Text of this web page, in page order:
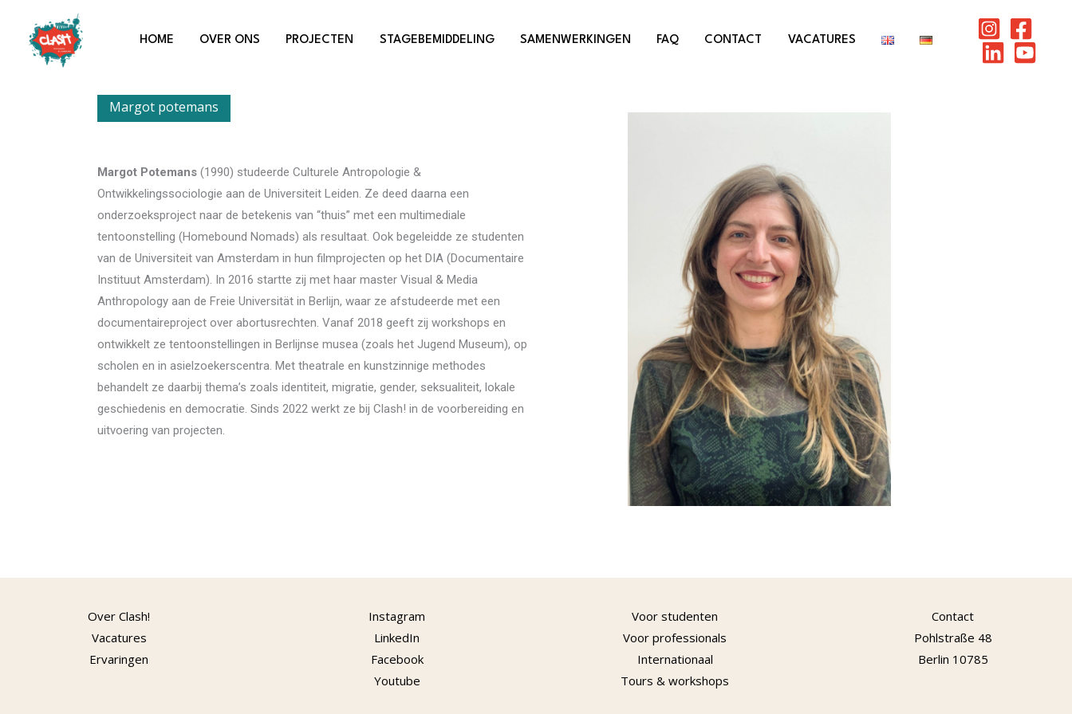
HOME OVER ONS PROJECTEN STAGEBEMIDDELING SAMENWERKINGEN FAQ CONTACT VACATURES
Margot potemans
Margot Potemans (1990) studeerde Culturele Antropologie &
Ontwikkelingssociologie aan de Universiteit Leiden. Ze deed daarna een
onderzoeksproject naar de betekenis van “thuis” met een multimediale
tentoonstelling (Homebound Nomads) als resultaat. Ook begeleidde ze studenten
van de Universiteit van Amsterdam in hun filmprojecten op het DIA (Documentaire
Instituut Amsterdam). In 2016 startte zij met haar master Visual & Media
Anthropology aan de Freie Universität in Berlijn, waar ze afstudeerde met een
documentaireproject over abortusrechten. Vanaf 2018 geeft zij workshops en
ontwikkelt ze tentoonstellingen in Berlijnse musea (zoals het Jugend Museum), op
scholen en in asielzoekerscentra. Met theatrale en kunstzinnige methodes
behandelt ze daarbij thema’s zoals identiteit, migratie, gender, seksualiteit, lokale
geschiedenis en democratie. Sinds 2022 werkt ze bij Clash! in de voorbereiding en
uitvoering van projecten.
Over Clash!
Vacatures
Ervaringen
Instagram
LinkedIn
Facebook
Youtube
Voor studenten
Voor professionals
Internationaal
Tours & workshops
Contact
Pohlstraße 48
Berlin 10785